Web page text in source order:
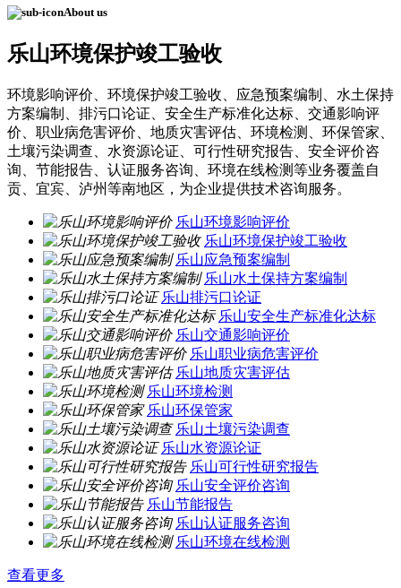
About us
乐山环境保护竣工验收
环境影响评价、环境保护竣工验收、应急预案编制、水土保持
方案编制、排污口论证、安全生产标准化达标、交通影响评
价、职业病危害评价、地质灾害评估、环境检测、环保管家、
土壤污染调查、水资源论证、可行性研究报告、安全评价咨
询、节能报告、认证服务咨询、环境在线检测等业务覆盖自
贡、宜宾、泸州等南地区，为企业提供技术咨询服务。
乐山环境影响评价
乐山环境保护竣工验收
乐山应急预案编制
乐山水土保持方案编制
乐山排污口论证
乐山安全生产标准化达标
乐山交通影响评价
乐山职业病危害评价
乐山地质灾害评估
乐山环境检测
乐山环保管家
乐山土壤污染调查
乐山水资源论证
乐山可行性研究报告
乐山安全评价咨询
乐山节能报告
乐山认证服务咨询
乐山环境在线检测
查看更多